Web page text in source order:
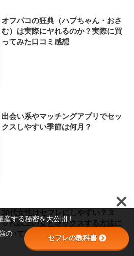
オフパコの狂典（ハプちゃん・おさ
む）は実際にヤれるのか？実際に買
ってみた口コミ感想
出会い系やマッチングアプリでセッ
クスしやすい季節は何月？
30代女性はセフレにしやすい？３
０代以上の女とセックスする方法に
ついて徹底解説！
産する秘密を大公開！
の
セフレの教科書